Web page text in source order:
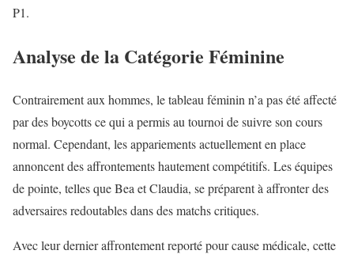
P1.
Analyse de la Catégorie Féminine
Contrairement aux hommes, le tableau féminin n’a pas été affecté
par des boycotts ce qui a permis au tournoi de suivre son cours
normal. Cependant, les appariements actuellement en place
annoncent des affrontements hautement compétitifs. Les équipes
de pointe, telles que Bea et Claudia, se préparent à affronter des
adversaires redoutables dans des matchs critiques.
Avec leur dernier affrontement reporté pour cause médicale, cette